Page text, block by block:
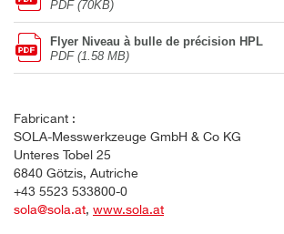
PDF (70KB)
Flyer Niveau à bulle de précision HPL
PDF (1.58 MB)
Fabricant :
SOLA-Messwerkzeuge GmbH & Co KG
Unteres Tobel 25
6840 Götzis, Autriche
+43 5523 533800-0
sola@sola.at, www.sola.at